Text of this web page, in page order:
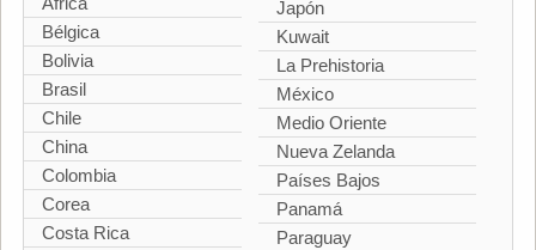
Bélgica
Bolivia
Brasil
Chile
China
Colombia
Corea
Costa Rica
Japón
Kuwait
La Prehistoria
México
Medio Oriente
Nueva Zelanda
Países Bajos
Panamá
Paraguay